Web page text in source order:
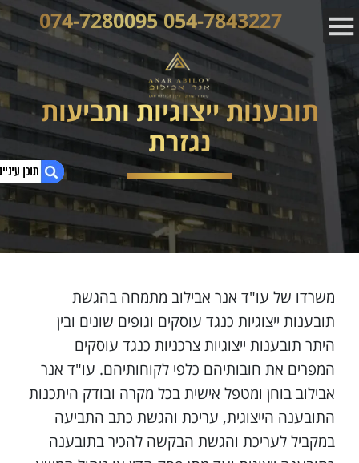
054-7843227 074-7280095
תובענות ייצוגיות ותביעות
נגזרת
משרדו של עו"ד אנר אבילוב מתמחה בהגשת
תובענות ייצוגיות כנגד עוסקים וגופים שונים ובין
היתר תובענות ייצוגיות צרכניות כנגד עוסקים
המפרים את חובותיהם כלפי לקוחותיהם. עו"ד אנר
אבילוב בוחן ומטפל אישית בכל מקרה ובודק היתכנות
התובענה הייצוגית, עריכת והגשת כתב התביעה
במקביל לעריכת והגשת הבקשה להכיר בתובענה